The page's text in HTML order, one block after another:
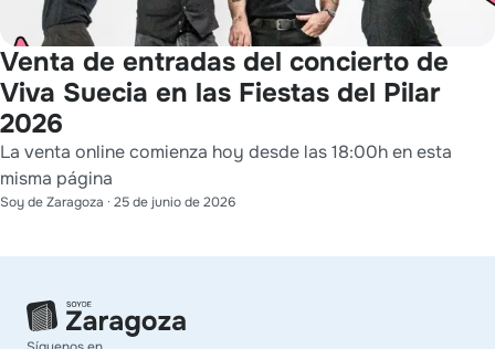
Venta de entradas del concierto de
Viva Suecia en las Fiestas del Pilar
2026
La venta online comienza hoy desde las 18:00h en esta
misma página
Soy de Zaragoza · 25 de junio de 2026